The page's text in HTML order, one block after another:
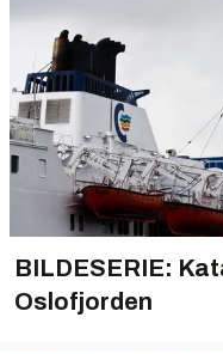
BILDESERIE:
Oslofjorden